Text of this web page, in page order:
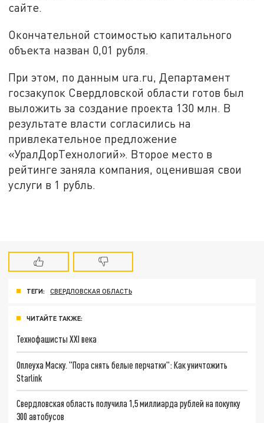
сайте.
Окончательной стоимостью капитального
объекта назван 0,01 рубля.
При этом, по данным ura.ru, Департамент
госзакупок Свердловской области готов был
выложить за создание проекта 130 млн. В
результате власти согласились на
привлекательное предложение
«УралДорТехнологий». Второе место в
рейтинге заняла компания, оценившая свои
услуги в 1 рубль.
ТЕГИ: СВЕРДЛОВСКАЯ ОБЛАСТЬ
ЧИТАЙТЕ ТАКЖЕ:
Технофашисты XXI века
Оплеуха Маску. "Пора снять белые перчатки": Как уничтожить
Starlink
Свердловская область получила 1,5 миллиарда рублей на покупку
300 автобусов